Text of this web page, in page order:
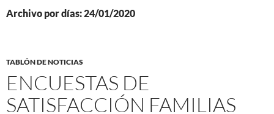
Archivo por días: 24/01/2020
TABLÓN DE NOTICIAS
ENCUESTAS DE
SATISFACCIÓN FAMILIAS